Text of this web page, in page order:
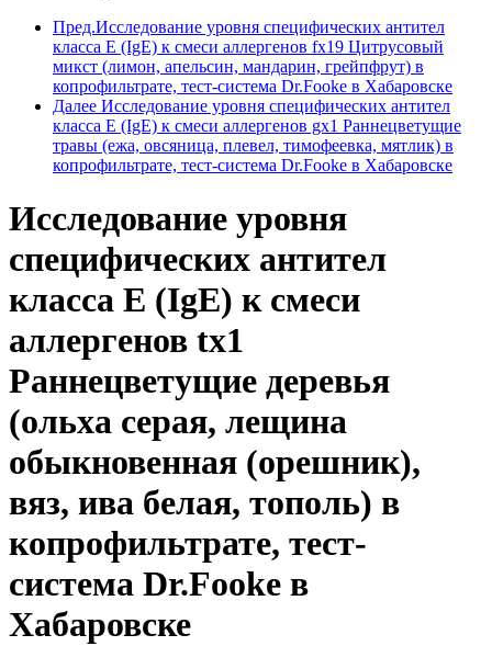
Пред.Исследование уровня специфических антител
класса E (IgE) к смеси аллергенов fx19 Цитрусовый
микст (лимон, апельсин, мандарин, грейпфрут) в
копрофильтрате, тест-система Dr.Fooke в Хабаровске
Далее Исследование уровня специфических антител
класса E (IgE) к смеси аллергенов gx1 Раннецветущие
травы (ежа, овсяница, плевел, тимофеевка, мятлик) в
копрофильтрате, тест-система Dr.Fooke в Хабаровске
Исследование уровня
специфических антител
класса E (IgE) к смеси
аллергенов tx1
Раннецветущие деревья
(ольха серая, лещина
обыкновенная (орешник),
вяз, ива белая, тополь) в
копрофильтрате, тест-
система Dr.Fooke в
Хабаровске